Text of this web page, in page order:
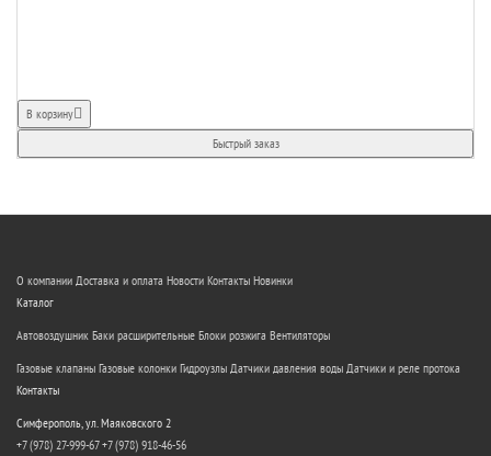
В корзину
Быстрый заказ
О компании Доставка и оплата Новости Контакты Новинки
Каталог
Автовоздушник Баки расширительные Блоки розжига Вентиляторы
Газовые клапаны Газовые колонки Гидроузлы Датчики давления воды Датчики и реле протока
Контакты
Симферополь, ул. Маяковского 2
+7 (978) 27-999-67 +7 (978) 918-46-56